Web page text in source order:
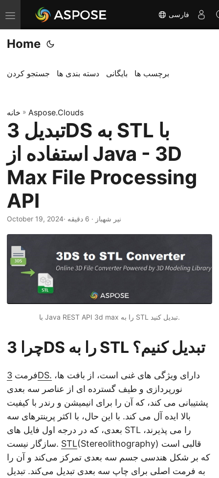
T
o
g
l
a
v
i
g
a
i
o
n
فارسی
Home
جستجو کردن دسته بندی ها بایگانی برچسب ها
خانه » Aspose.Clouds
تبدیل 3DS به STL با
استفاده از Java - 3D
Max File Processing
API
October 19, 2024 · نیر شهباز · 6 دقیقه
با Java REST API 3d max را به STL تبدیل کنید.
چرا 3DS را به STL تبدیل کنیم؟
فرمت3DS.
نورپردازی و طیف گسترده ای از عناصر سه بعدی
پشتیبانی می کند، که آن را برای انیمیشن و رندر با کیفیت
بالا ایده آل می کند. با این حال، با اکثر پرینترهای سه
بعدی، که در درجه اول فایل های STL را می پذیرند،
سازگار نیست. STL(Stereolithography) قالبی است
که بر شکل هندسی جسم سه بعدی تمرکز می‌کند و آن را
به فرمت اصلی برای چاپ سه بعدی تبدیل می‌کند. تبدیل